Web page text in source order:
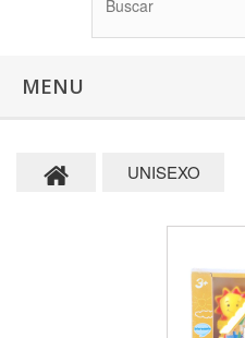
MENU
UNISEXO